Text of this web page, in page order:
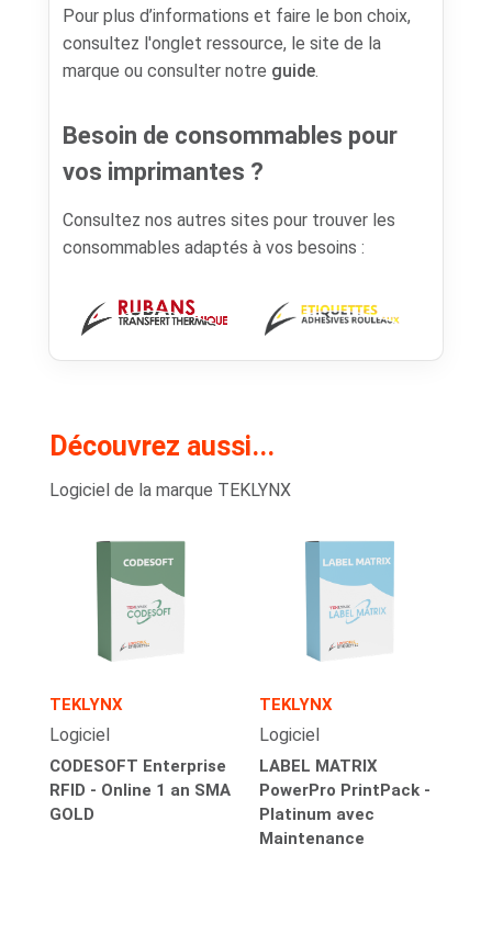
Pour plus d’informations et faire le bon choix,
consultez l'onglet ressource, le site de la
marque ou consulter notre guide.
Besoin de consommables pour
vos imprimantes ?
Consultez nos autres sites pour trouver les
consommables adaptés à vos besoins :
Découvrez aussi...
Logiciel de la marque TEKLYNX
TEKLYNX
Logiciel
CODESOFT Enterprise
RFID - Online 1 an SMA
GOLD
TEKLYNX
Logiciel
LABEL MATRIX
PowerPro PrintPack -
Platinum avec
Maintenance